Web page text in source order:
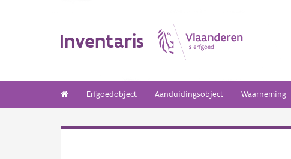
Inventaris
Erfgoedobject Aanduidingsobject Waarneming